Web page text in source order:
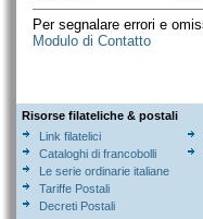
Per segnalare errori e
Modulo di Contatto
Risorse filateliche & postali
Link filatelici
Cataloghi di francobolli
Le serie ordinarie italiane
Tariffe Postali
Decreti Postali